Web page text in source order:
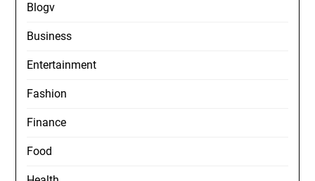
Blogv
Business
Entertainment
Fashion
Finance
Food